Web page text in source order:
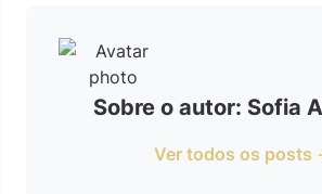
Sobre o autor: Sofia
Ver todos os posts